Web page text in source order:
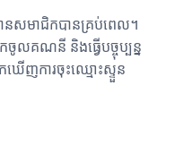
នសមាជិកបានគ្រប់ពេល។
ចូលគណនី និងធ្វើបច្ចុប្បន្ន
ើញការចុះឈ្មោះស្ទួន